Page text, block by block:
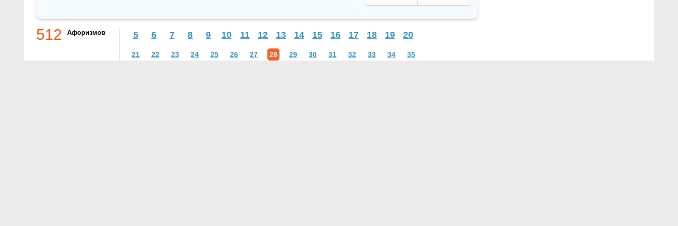
512 Афоризмов 5 6 7 8 9 10 11 12 13 14 15 16 17 18 19 20
21 22 23 24 25 26 27 28 29 30 31 32 33 34 35